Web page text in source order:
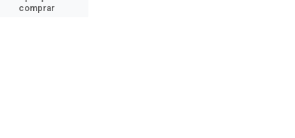
comprar